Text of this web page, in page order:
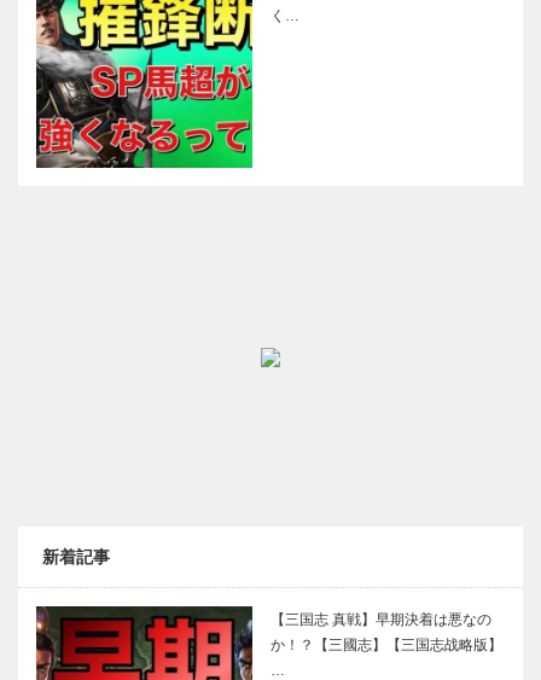
く…
新着記事
【三国志 真戦】早期決着は悪なの
か！？【三國志】【三国志战略版】
…